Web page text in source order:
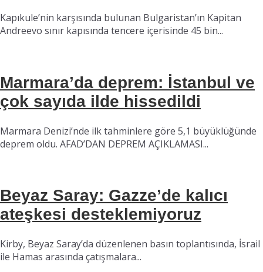
Kapıkule’nin karşısında bulunan Bulgaristan’ın Kapitan
Andreevo sınır kapısında tencere içerisinde 45 bin...
Marmara’da deprem: İstanbul ve
çok sayıda ilde hissedildi
Marmara Denizi’nde ilk tahminlere göre 5,1 büyüklüğünde
deprem oldu. AFAD’DAN DEPREM AÇIKLAMASI...
Beyaz Saray: Gazze’de kalıcı
ateşkesi desteklemiyoruz
Kirby, Beyaz Saray’da düzenlenen basın toplantısında, İsrail
ile Hamas arasında çatışmalara...